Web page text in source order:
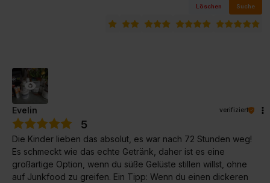
Löschen Suche
Evelin verifiziert
5
Die Kinder lieben das absolut, es war nach 72 Stunden weg!
Es schmeckt wie das echte Getränk, daher ist es eine
großartige Option, wenn du süße Gelüste stillen willst, ohne
auf Junkfood zu greifen. Ein Tipp: Wenn du einen dickeren